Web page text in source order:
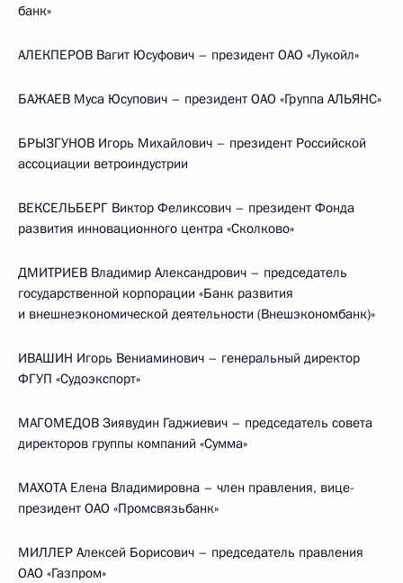
банк»
АЛЕКПЕРОВ Вагит Юсуфович – президент ОАО «Лукойл»
БАЖАЕВ Муса Юсупович – президент ОАО «Группа АЛЬЯНС»
БРЫЗГУНОВ Игорь Михайлович – президент Российской
ассоциации ветроиндустрии
ВЕКСЕЛЬБЕРГ Виктор Феликсович – президент Фонда
развития инновационного центра «Сколково»
ДМИТРИЕВ Владимир Александрович – председатель
государственной корпорации «Банк развития
и внешнеэкономической деятельности (Внешэкономбанк)»
ИВАШИН Игорь Вениаминович – генеральный директор
ФГУП «Судоэкспорт»
МАГОМЕДОВ Зиявудин Гаджиевич – председатель совета
директоров группы компаний «Сумма»
МАХОТА Елена Владимировна – член правления, вице-
президент ОАО «Промсвязьбанк»
МИЛЛЕР Алексей Борисович – председатель правления
ОАО «Газпром»